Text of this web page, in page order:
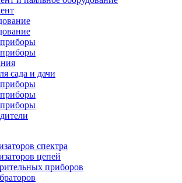
спектра
цепей
приборов